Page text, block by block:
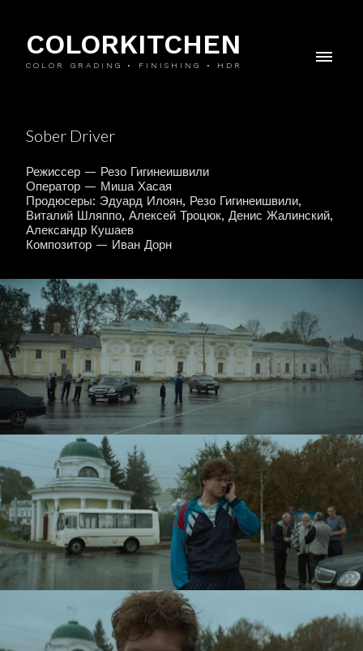
COLORKITCHEN
COLOR GRADING • FINISHING • HDR
Sober Driver
Режиссер — Резо Гигинеишвили
Оператор — Миша Хасая
Продюсеры: Эдуард Илоян, Резо Гигинеишвили,
Виталий Шляппо, Алексей Троцюк, Денис Жалинский,
Александр Кушаев
Композитор — Иван Дорн